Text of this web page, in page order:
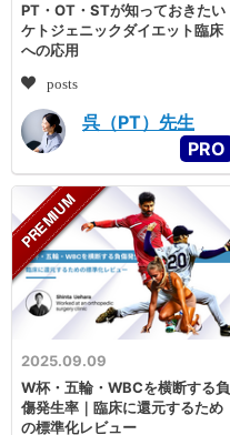
PT・OT・STが知っておきたい
ケトジェニックダイエット臨床
への応用
posts
呉（PT）先生
2025.09.09
W杯・五輪・WBCを横断する負
傷発生率｜臨床に還元するため
の標準化レビュー